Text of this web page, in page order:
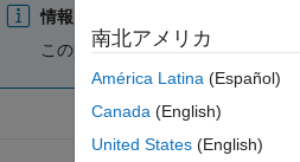
情報
この質問は閉じられています。
南北アメリカ
América Latina (Español)
Canada (English)
United States (English)